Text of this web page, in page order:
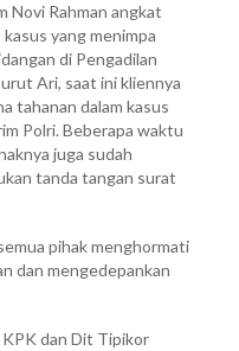
Novi Rahman angkat
yang menimpa
di Pengadilan
Ari, saat ini kliennya
tahanan dalam kasus
Polri. Beberapa waktu
juga sudah
tanda tangan surat
pihak menghormati
dan mengedepankan
KPK dan Dit Tipikor